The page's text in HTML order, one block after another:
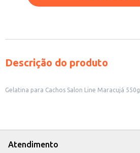
Descrição do produto
Gelatina para Cachos Salon Line Maracujá 550g
Atendimento